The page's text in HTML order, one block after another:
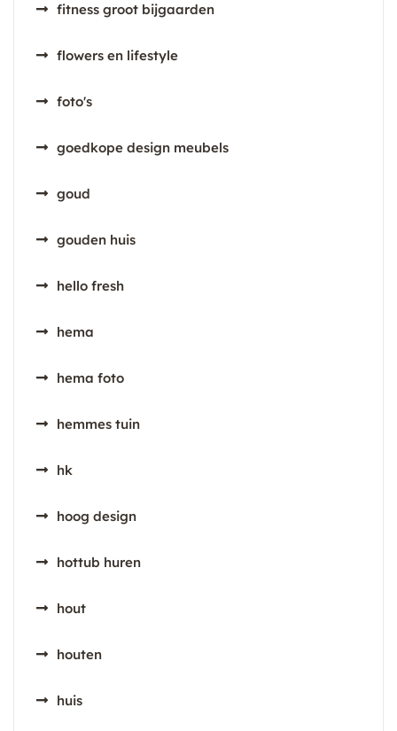
fitness groot bijgaarden
flowers en lifestyle
foto's
goedkope design meubels
goud
gouden huis
hello fresh
hema
hema foto
hemmes tuin
hk
hoog design
hottub huren
hout
houten
huis